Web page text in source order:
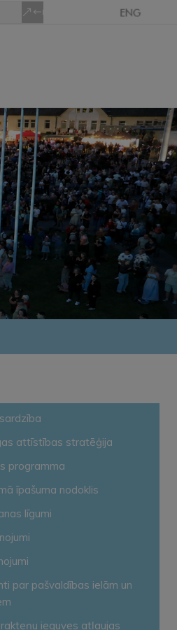
attīstības stratēģija
programma
īpašuma nodoklis
līgumi
par pašvaldības ielām un
ieguves atļaujas